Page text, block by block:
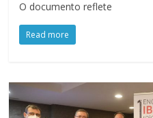
O documento reflete
Read more